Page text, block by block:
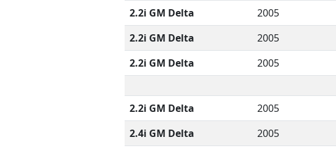
2.2i GM Delta
2005
2.2i GM Delta
2005
2.2i GM Delta
2005
2.2i GM Delta 2005
2.4i GM Delta
2005